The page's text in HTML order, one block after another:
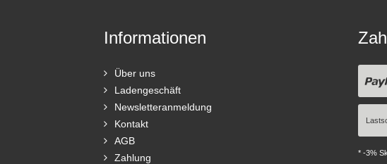
Informationen
Über uns
Ladengeschäft
Newsletteranmeldung
Kontakt
AGB
Zahlung
* -3%